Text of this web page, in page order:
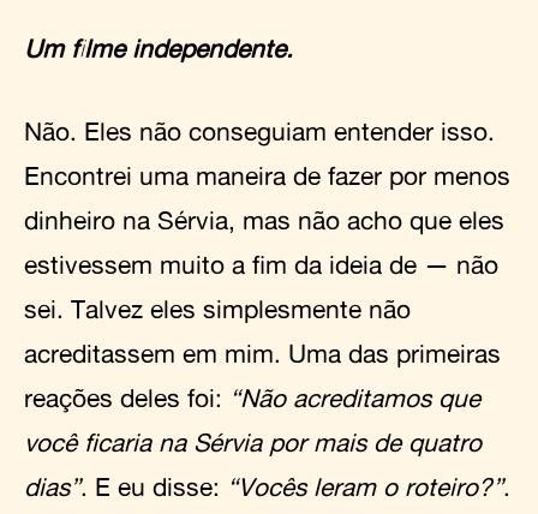
Um filme independente.
Não. Eles não conseguiam entender isso.
Encontrei uma maneira de fazer por menos
dinheiro na Sérvia, mas não acho que eles
estivessem muito a fim da ideia de — não
sei. Talvez eles simplesmente não
acreditassem em mim. Uma das primeiras
reações deles foi: “Não acreditamos que
você ficaria na Sérvia por mais de quatro
dias”. E eu disse: “Vocês leram o roteiro?”.